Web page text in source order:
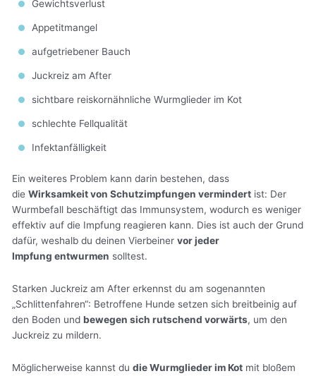
Gewichtsverlust
Appetitmangel
aufgetriebener Bauch
Juckreiz am After
sichtbare reiskornähnliche Wurmglieder im Kot
schlechte Fellqualität
Infektanfälligkeit
Ein weiteres Problem kann darin bestehen, dass
dieWirksamkeit von Schutzimpfungen vermindert ist: Der
Wurmbefall beschäftigt das Immunsystem, wodurch es weniger
effektiv auf die Impfung reagieren kann. Dies ist auch der Grund
dafür, weshalb du deinen Vierbeinervor jeder
Impfung entwurmen solltest.
Starken Juckreiz am After erkennst du am sogenannten
„Schlittenfahren“: Betroffene Hunde setzen sich breitbeinig auf
den Boden undbewegen sich rutschend vorwärts, um den
Juckreiz zu mildern.
Möglicherweise kannst dudie Wurmglieder im Kot mit bloßem